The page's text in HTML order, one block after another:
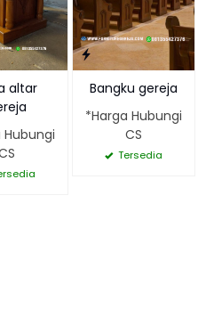
altar
Hubungi
Bangku gereja
*Harga Hubungi
CS
Tersedia